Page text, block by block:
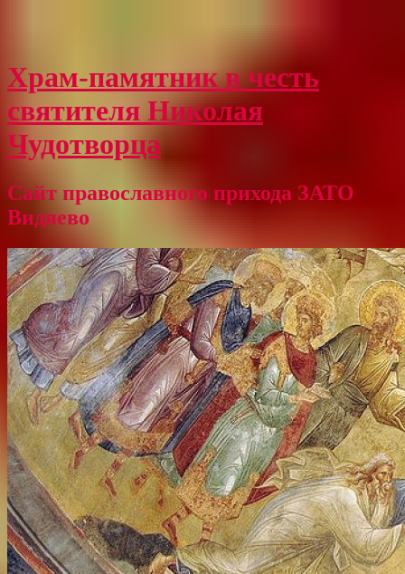
Храм-памятник в честь
святителя Николая
Чудотворца
Сайт православного прихода ЗАТО
Видяево